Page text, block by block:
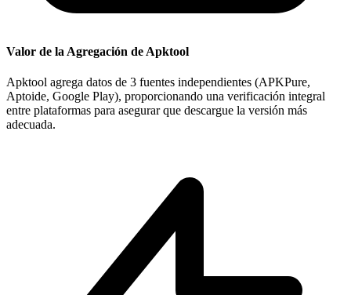
Valor de la Agregación de Apktool
Apktool agrega datos de 3 fuentes independientes (APKPure,
Aptoide, Google Play), proporcionando una verificación integral
entre plataformas para asegurar que descargue la versión más
adecuada.